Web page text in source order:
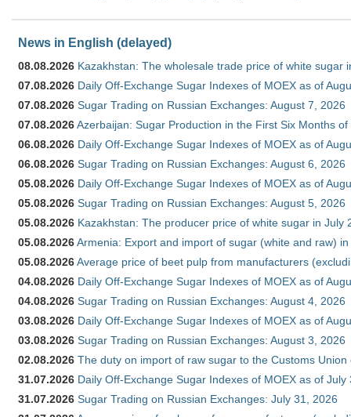
News in English (delayed)
08.08.2026 Kazakhstan: The wholesale trade price of white sugar
07.08.2026 Daily Off-Exchange Sugar Indexes of MOEX as of
07.08.2026 Sugar Trading on Russian Exchanges: August 7, 2026
07.08.2026Azerbaijan: Sugar Production in the First Six Months of
06.08.2026 Daily Off-Exchange Sugar Indexes of MOEX as of
06.08.2026 Sugar Trading on Russian Exchanges: August 6, 2026
05.08.2026 Daily Off-Exchange Sugar Indexes of MOEX as of
05.08.2026 Sugar Trading on Russian Exchanges: August 5, 2026
05.08.2026 Kazakhstan: The producer price of white sugar in July
05.08.2026Armenia: Export and import of sugar (white and raw)
05.08.2026Average price of beet pulp from manufacturers
04.08.2026 Daily Off-Exchange Sugar Indexes of MOEX as of
04.08.2026 Sugar Trading on Russian Exchanges: August 4, 2026
03.08.2026 Daily Off-Exchange Sugar Indexes of MOEX as of
03.08.2026 Sugar Trading on Russian Exchanges: August 3, 2026
02.08.2026 The duty on import of raw sugar to the Customs
31.07.2026 Daily Off-Exchange Sugar Indexes of MOEX as of July
31.07.2026 Sugar Trading on Russian Exchanges: July 31, 2026